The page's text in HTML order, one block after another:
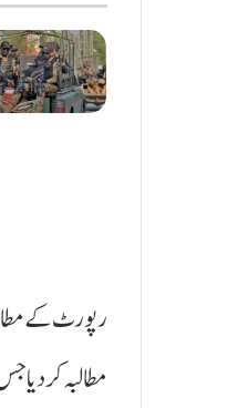
رپورٹ کے
مطالبہ کر دیا